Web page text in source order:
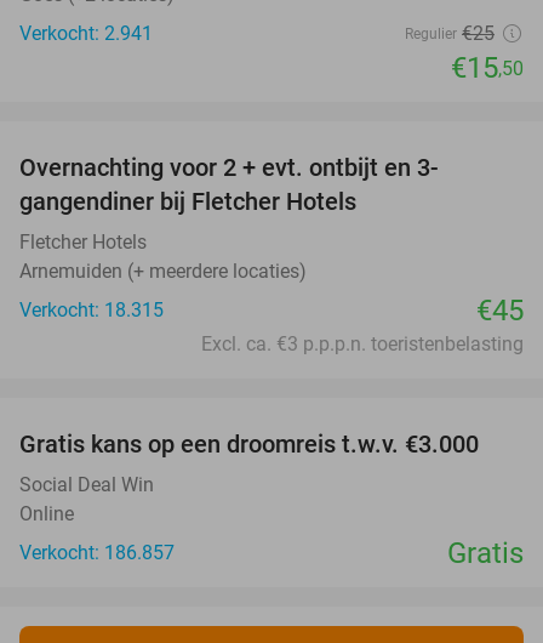
Verkocht: 2.941
Regulier €25
€15,50
Overnachting voor 2 + evt. ontbijt en 3-
gangendiner bij Fletcher Hotels
Fletcher Hotels
Arnemuiden (+ meerdere locaties)
Verkocht: 18.315
€45
Excl. ca. €3 p.p.p.n. toeristenbelasting
Gratis kans op een droomreis t.w.v. €3.000
Social Deal Win
Online
Verkocht: 186.857
Gratis